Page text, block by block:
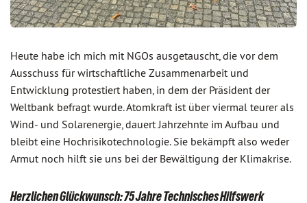
Heute habe ich mich mit NGOs ausgetauscht, die vor dem
Ausschuss für wirtschaftliche Zusammenarbeit und
Entwicklung protestiert haben, in dem der Präsident der
Weltbank befragt wurde. Atomkraft ist über viermal teurer als
Wind- und Solarenergie, dauert Jahrzehnte im Aufbau und
bleibt eine Hochrisikotechnologie. Sie bekämpft also weder
Armut noch hilft sie uns bei der Bewältigung der Klimakrise.
Herzlichen Glückwunsch: 75 Jahre Technisches Hilfswerk